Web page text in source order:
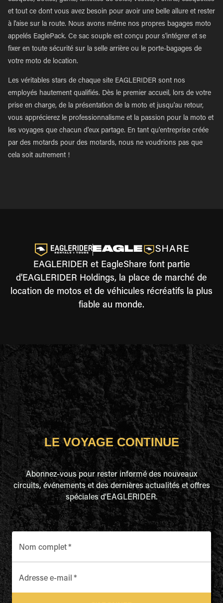
et tout ce dont vous avez besoin pour avoir une belle allure et rester
à l'aise sur la route. Nous avons même nos propres bagages moto
appelés EaglePack. Ce sac souple est conçu pour s'intégrer et se
fixer en toute sécurité sur la selle arrière ou le porte-bagages de
votre moto de location.
Les véritables stars de chaque site EAGLERIDER sont nos
employés hautement qualifiés. Dès le premier accueil, lors de votre
prise en charge, de la présentation de la moto et jusqu'au retour,
vous apprécierez le professionnalisme et la passion pour la moto et
les voyages que chacun d'eux partage. En tant qu'entreprise créée
par des motards pour des motards, nous ne voudrions pas que
cela soit autrement !
EAGLERIDER et EagleShare font partie
d'EAGLERIDER Holdings, la place de marché de
location de motos et de véhicules récréatifs la plus
fiable au monde.
LE VOYAGE CONTINUE
Abonnez-vous pour rester informé des nouveaux
circuits, événements et des dernières actualités et offres
spéciales d'EAGLERIDER.
Nom complet*
Adresse e-mail *